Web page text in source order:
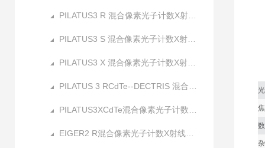
PILATUS3 R 混合像素光子计数X射线探测器
PILATUS3 S 混合像素光子计数X射线探测器
PILATUS3 X 混合像素光子计数X射线探测器
PILATUS 3 RCdTe--DECTRIS 混合像素光子计数X射线探测器
PILATUS3XCdTe混合像素光子计数X射线探测器
EIGER2 R混合像素光子计数X射线探测器